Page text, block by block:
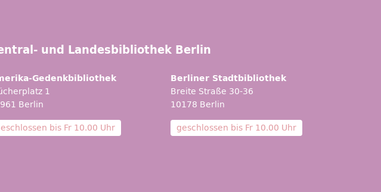
und Landesbibliothek Berlin
Gedenkbibliothek
1
Berlin
bis Fr 10.00 Uhr
Berliner Stadtbibliothek
Breite Straße 30-36
10178 Berlin
geschlossen bis Fr 10.00 Uhr